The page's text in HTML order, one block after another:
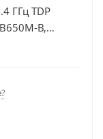
ГГц TDP
B,
64Gb,